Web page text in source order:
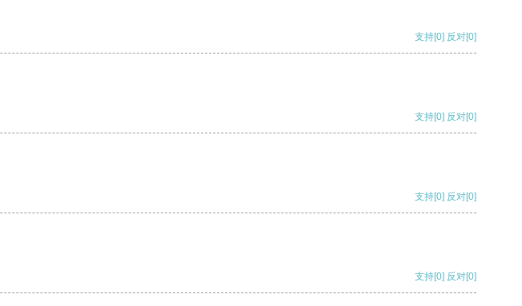
支持[0] 反对[0]
支持[0] 反对[0]
支持[0] 反对[0]
支持[0] 反对[0]